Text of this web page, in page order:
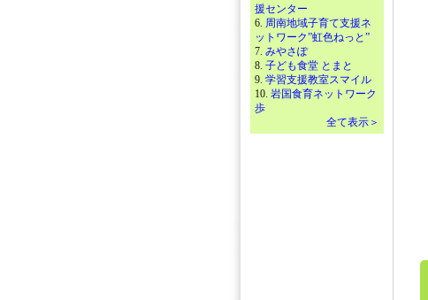
援センター
6. 周南地域子育て支援ネ
ットワーク”虹色ねっと”
7. みやさぽ
8. 子ども食堂 とまと
9. 学習支援教室スマイル
10. 岩国食育ネットワーク
歩
全て表示＞